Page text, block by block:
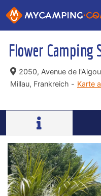
Flower Camping
2050, Avenue de
Millau, Frankreich - Karte